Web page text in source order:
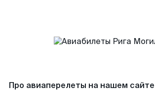
Про авиаперелеты на нашем сайте